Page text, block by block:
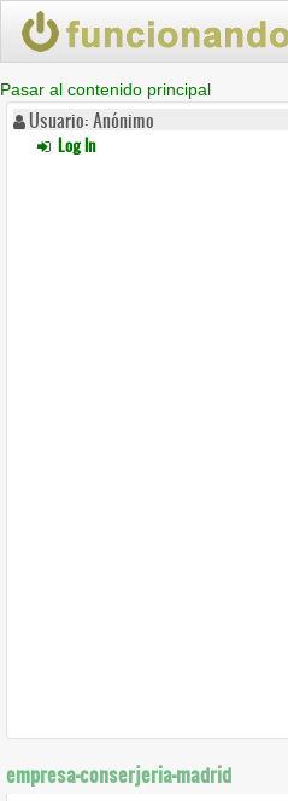
Pasar al contenido principal
Usuario: Anónimo
Log In
empresa-conserjeria-madrid